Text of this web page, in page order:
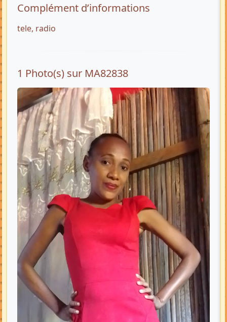
Complément d’informations
tele, radio
1 Photo(s) sur MA82838